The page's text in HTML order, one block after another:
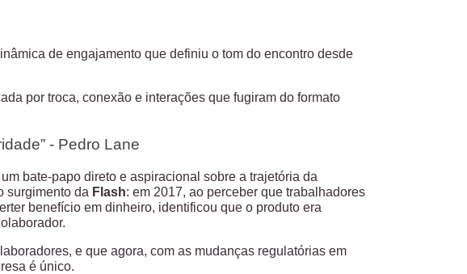
de engajamento que definiu o tom do encontro desde
por troca, conexão e interações que fugiram do formato
- Pedro Lane
bate-papo direto e aspiracional sobre a trajetória da
surgimento da Flash: em 2017, ao perceber que trabalhadores
benefício em dinheiro, identificou que o produto era
e que agora, com as mudanças regulatórias em
é único.